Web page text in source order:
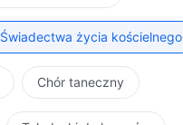
Świadectwa życia kościelnego
Chór taneczny